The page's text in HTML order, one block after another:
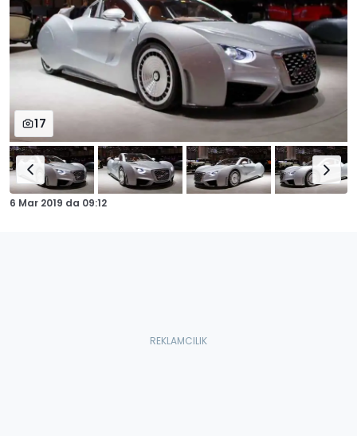
17
6 Mar 2019 da 09:12